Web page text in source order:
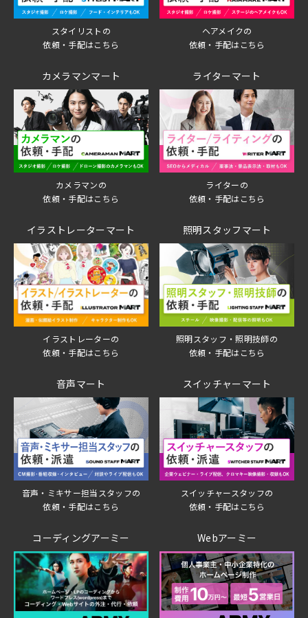
スタイリストの
依頼・手配はこちら
ヘアメイクの
依頼・手配はこちら
カメラマンマート
カメラマンの
依頼・手配はこちら
ライターマート
ライターの
依頼・手配はこちら
イラストレーターマート
イラストレーターの
依頼・手配はこちら
照明スタッフマート
照明スタッフ・照明技師の
依頼・手配はこちら
音声マート
音声・ミキサー担当スタッフの
依頼・手配はこちら
スイッチャーマート
スイッチャースタッフの
依頼・手配はこちら
コーディングアーミー Webアーミー